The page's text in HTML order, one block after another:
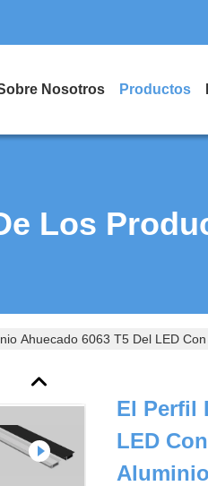
Nosotros Productos
Los
Ahuecado 6063 T5 Del LED
El Perfil
LED
Aluminio